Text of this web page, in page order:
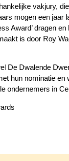
vakjury,
mogen een jaar
Award’ dragen
is door Roy
De Dwalende
hun nominatie en
ondernemers in